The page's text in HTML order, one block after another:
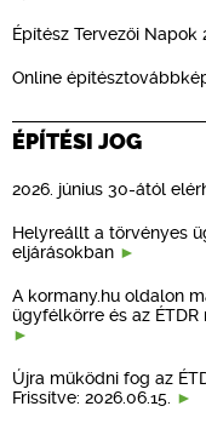
Építész Tervezői Napok
Online
ÉPÍTÉSI JOG
2026. június 30-ától
Helyreállt a törvényes
eljárásokban
A kormany.hu oldalon
ügyfélkörre és az
Újra működni fog az
Frissítve: 2026.06.15.